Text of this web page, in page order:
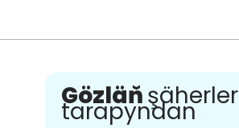
Gözläňşäherler
tarapyndan